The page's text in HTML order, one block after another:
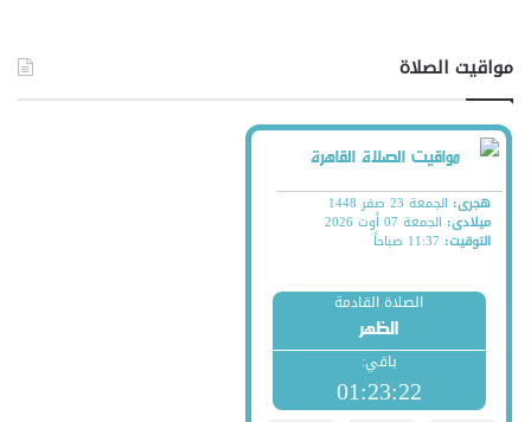
مواقيت الصلاة